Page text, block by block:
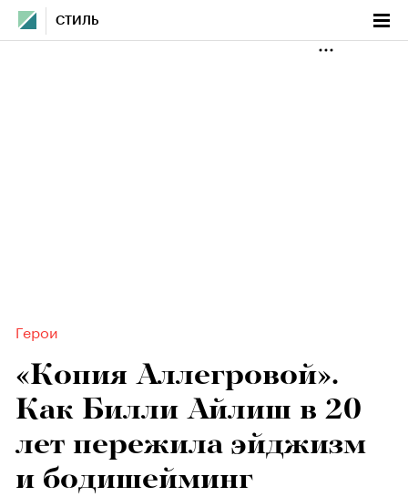
СТИЛЬ
Герои
«Копия Аллегровой».
Как Билли Айлиш в 20
лет пережила эйджизм
и бодишейминг